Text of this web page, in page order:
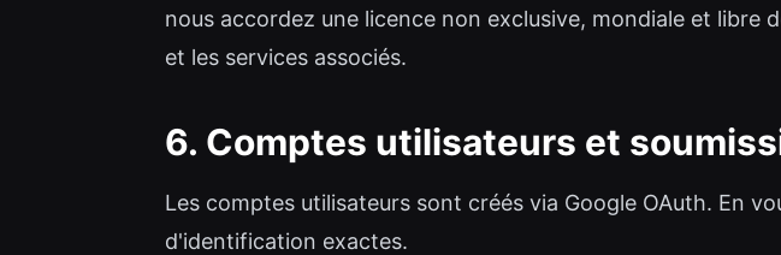
nous accordez une licence non exclusive, mondiale et
et les services associés.
6. Comptes utilisateurs et
Les comptes utilisateurs sont créés via Google OAuth. En
d'identification exactes.